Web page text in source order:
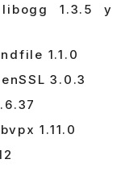
1.3.5 y
1.1.0
3.0.3
1.11.0